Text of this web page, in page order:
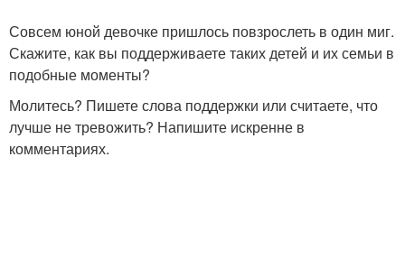
Совсем юной девочке пришлось повзрослеть в один миг.
Скажите, как вы поддерживаете таких детей и их семьи в
подобные моменты?
Молитесь? Пишете слова поддержки или считаете, что
лучше не тревожить? Напишите искренне в
комментариях.